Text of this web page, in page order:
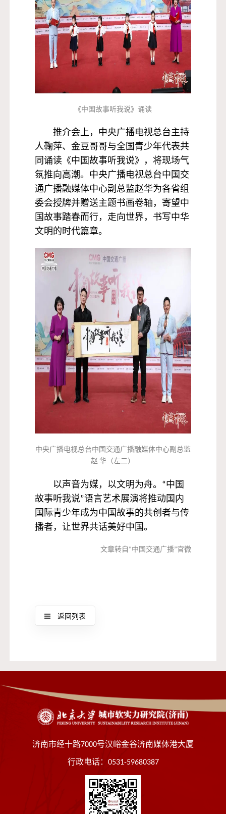
《中国故事听我说》诵读
推介会上，中央广播电视总台主持
人鞠萍、金豆哥哥与全国青少年代表共
同诵读《中国故事听我说》，将现场气
氛推向高潮。中央广播电视总台中国交
通广播融媒体中心副总监赵华为各省组
委会授牌并赠送主题书画卷轴，寄望中
国故事踏春而行，走向世界，书写中华
文明的时代篇章。
中央广播电视总台中国交通广播融媒体中心副总监
赵 华（左二）
以声音为媒，以文明为舟。“中国
故事听我说”语言艺术展演将推动国内
国际青少年成为中国故事的共创者与传
播者，让世界共话美好中国。
文章转自“中国交通广播”官微
返回列表
济南市经十路7000号汉峪金谷济南媒体港大厦
行政电话：0531-59680387